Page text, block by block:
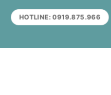
HOTLINE: 0919.875.966